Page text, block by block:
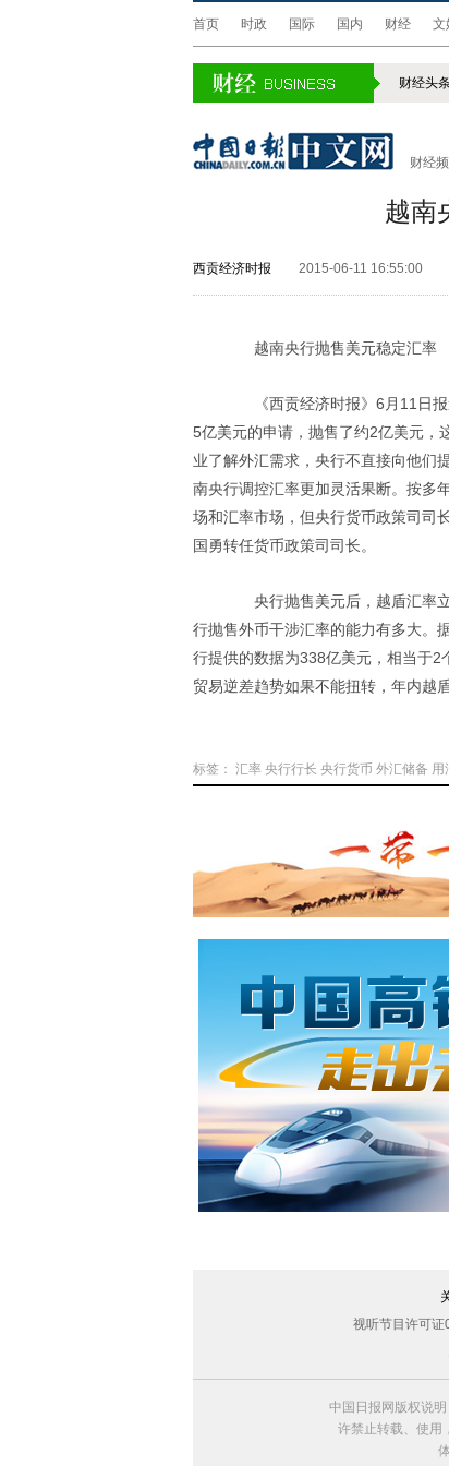
首页 时政 国际 国内 财经 文
财经头条
财经
越南
西贡经济时报 2015-06-11 16:55:00
越南央行抛售美元稳定汇率
《西贡经济时报》6月11日报
5亿美元的申请，抛售了约2亿美元，
业了解外汇需求，央行不直接向他们
南央行调控汇率更加灵活果断。按多
场和汇率市场，但央行货币政策司司
国勇转任货币政策司司长。
央行抛售美元后，越盾汇率立
行抛售外币干涉汇率的能力有多大。
行提供的数据为338亿美元，相当于
贸易逆差趋势如果不能扭转，年内越
标签： 汇率 央行行长 央行货币 外汇储备 用
视听节目许可证
中国日报网版权说
许禁止转载、使用